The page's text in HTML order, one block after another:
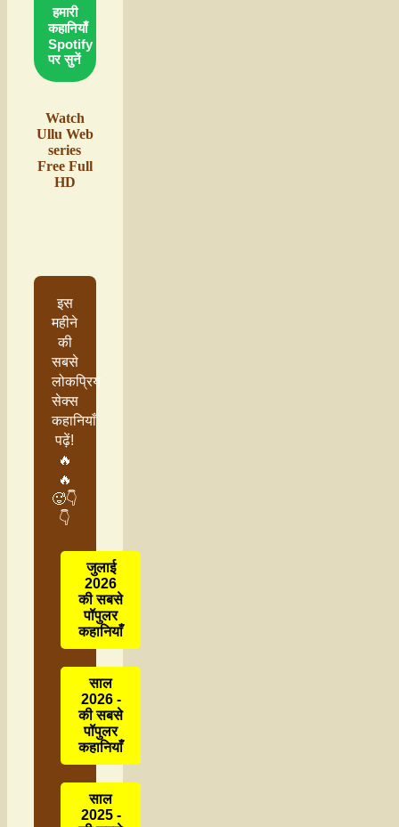
हमारी
कहानियाँ
Spotify
पर सुनें
Watch
Ullu Web
series
Free Full
HD
इस
महीने
की
सबसे
लोकप्रिय
सेक्स
कहानियाँ
पढ़ें!
🔥
🔥
🥵👇
👇
जुलाई
2026
की सबसे
पॉपुलर
कहानियाँ
साल
2026 -
की सबसे
पॉपुलर
कहानियाँ
साल
2025 -